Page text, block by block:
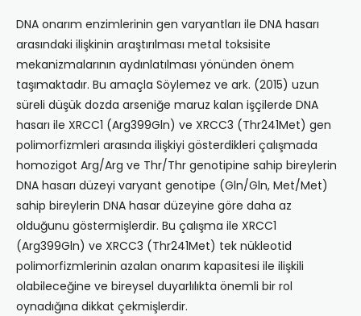
DNA onarım enzimlerinin gen varyantları ile DNA hasarı
arasındaki ilişkinin araştırılması metal toksisite
mekanizmalarının aydınlatılması yönünden önem
taşımaktadır. Bu amaçla Söylemez ve ark. (2015) uzun
süreli düşük dozda arseniğe maruz kalan işçilerde DNA
hasarı ile XRCC1 (Arg399Gln) ve XRCC3 (Thr241Met) gen
polimorfizmleri arasında ilişkiyi gösterdikleri çalışmada
homozigot Arg/Arg ve Thr/Thr genotipine sahip bireylerin
DNA hasarı düzeyi varyant genotipe (Gln/Gln, Met/Met)
sahip bireylerin DNA hasar düzeyine göre daha az
olduğunu göstermişlerdir. Bu çalışma ile XRCC1
(Arg399Gln) ve XRCC3 (Thr241Met) tek nükleotid
polimorfizmlerinin azalan onarım kapasitesi ile ilişkili
olabileceğine ve bireysel duyarlılıkta önemli bir rol
oynadığına dikkat çekmişlerdir.